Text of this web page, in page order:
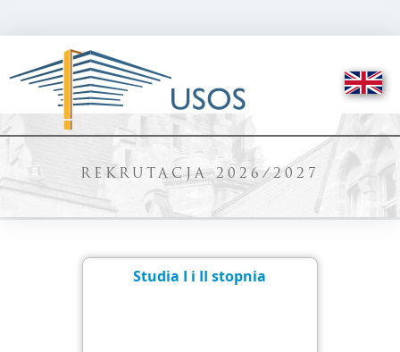
REKRUTACJA 2026/2027
Studia I i II stopnia